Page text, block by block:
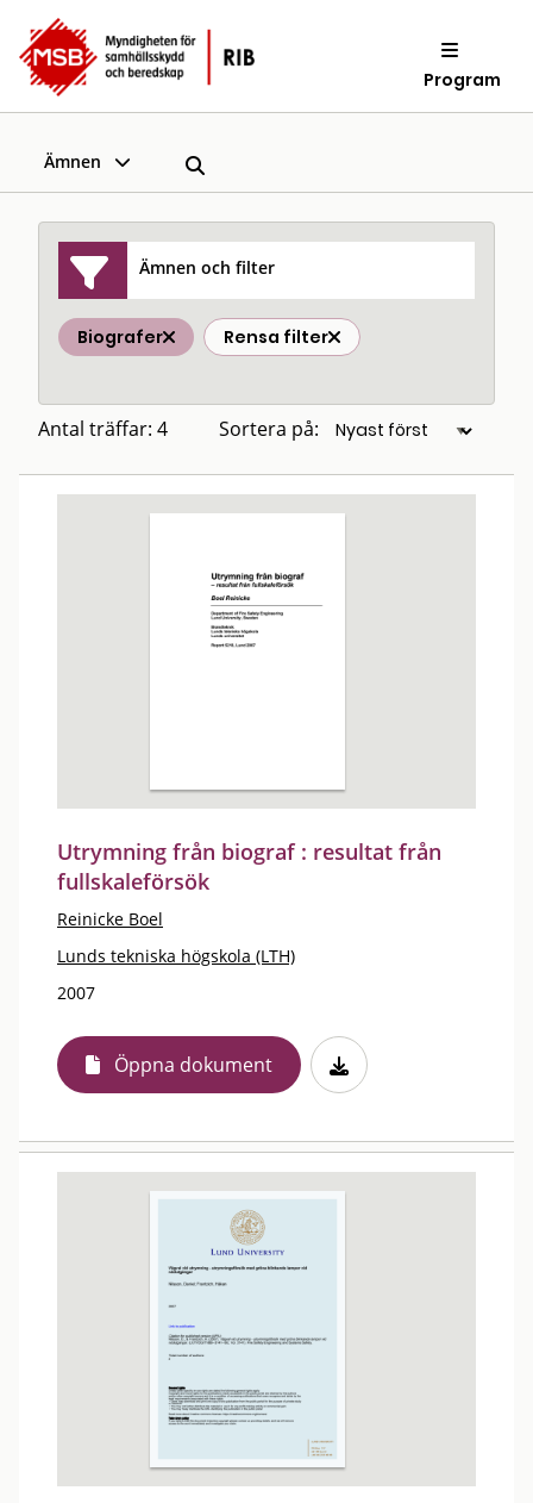
Program
Ämnen
Ämnen och filter
Biografer Rensa filter
Antal träffar: 4 Sortera på:
Utrymning från biograf : resultat från
fullskaleförsök
Reinicke Boel
Lunds tekniska högskola (LTH)
2007
Öppna dokument